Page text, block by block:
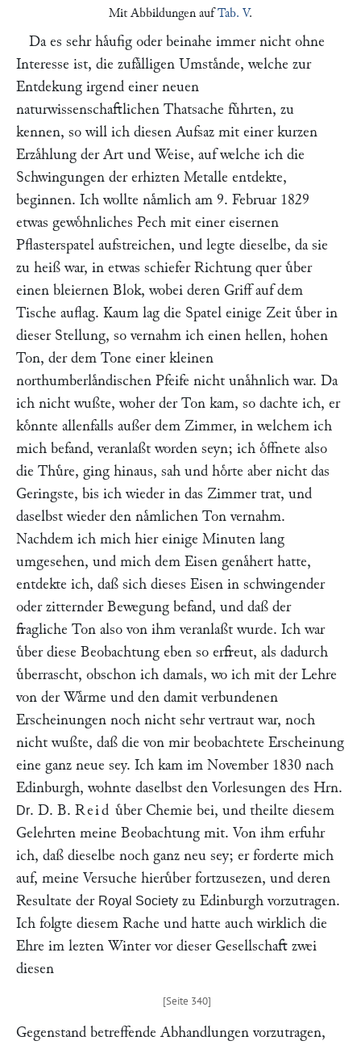
Mit Abbildungen aufTab. V.
Da es sehr haͤufig oder beinahe immer nicht ohne
Interesse ist, die zufaͤlligen Umstaͤnde, welche zur
Entdekung irgend einer neuen
naturwissenschaftlichen Thatsache fuͤhrten, zu
kennen, so will ich diesen Aufsaz mit einer kurzen
Erzaͤhlung der Art und Weise, auf welche ich die
Schwingungen der erhizten Metalle entdekte,
beginnen. Ich wollte naͤmlich am 9. Februar 1829
etwas gewoͤhnliches Pech mit einer eisernen
Pflasterspatel aufstreichen, und legte dieselbe, da sie
zu heiß war, in etwas schiefer Richtung quer uͤber
einen bleiernen Blok, wobei deren Griff auf dem
Tische auflag. Kaum lag die Spatel einige Zeit uͤber in
dieser Stellung, so vernahm ich einen hellen, hohen
Ton, der dem Tone einer kleinen
northumberlaͤndischen Pfeife nicht unaͤhnlich war. Da
ich nicht wußte, woher der Ton kam, so dachte ich, er
koͤnnte allenfalls außer dem Zimmer, in welchem ich
mich befand, veranlaßt worden seyn; ich oͤffnete also
die Thuͤre, ging hinaus, sah und hoͤrte aber nicht das
Geringste, bis ich wieder in das Zimmer trat, und
daselbst wieder den naͤmlichen Ton vernahm.
Nachdem ich mich hier einige Minuten lang
umgesehen, und mich dem Eisen genaͤhert hatte,
entdekte ich, daß sich dieses Eisen in schwingender
oder zitternder Bewegung befand, und daß der
fragliche Ton also von ihm veranlaßt wurde. Ich war
uͤber diese Beobachtung eben so erfreut, als dadurch
uͤberrascht, obschon ich damals, wo ich mit der Lehre
von der Waͤrme und den damit verbundenen
Erscheinungen noch nicht sehr vertraut war, noch
nicht wußte, daß die von mir beobachtete Erscheinung
eine ganz neue sey. Ich kam im November 1830 nach
Edinburgh, wohnte daselbst den Vorlesungen des Hrn.
Dr. D. B. Reid uͤber Chemie bei, und theilte diesem
Gelehrten meine Beobachtung mit. Von ihm erfuhr
ich, daß dieselbe noch ganz neu sey; er forderte mich
auf, meine Versuche hieruͤber fortzusezen, und deren
Resultate der Royal Society zu Edinburgh vorzutragen.
Ich folgte diesem Rache und hatte auch wirklich die
Ehre im lezten Winter vor dieser Gesellschaft zwei
diesen
Gegenstand betreffende Abhandlungen vorzutragen,